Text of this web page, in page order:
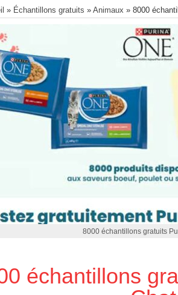
» Échantillons gratuits » Animaux » 8000
8000 échantillons gratuits
échantillons